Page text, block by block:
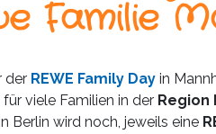
Familie
der REWE Family Dayin
viele Familien in derRegion
Berlin wird noch, jeweils eine